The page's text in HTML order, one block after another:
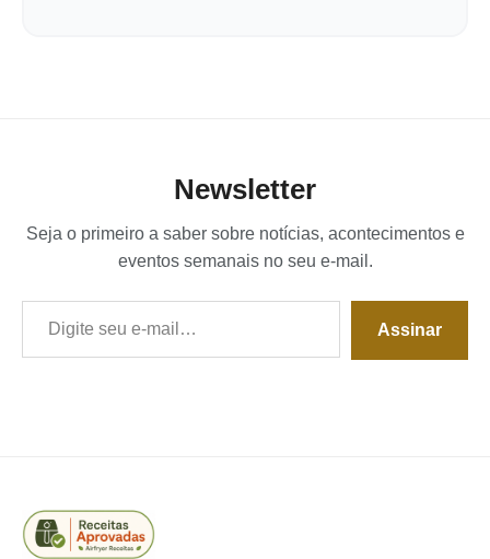
Newsletter
Seja o primeiro a saber sobre notícias, acontecimentos e
eventos semanais no seu e-mail.
Digite seu e-mail…
Assinar